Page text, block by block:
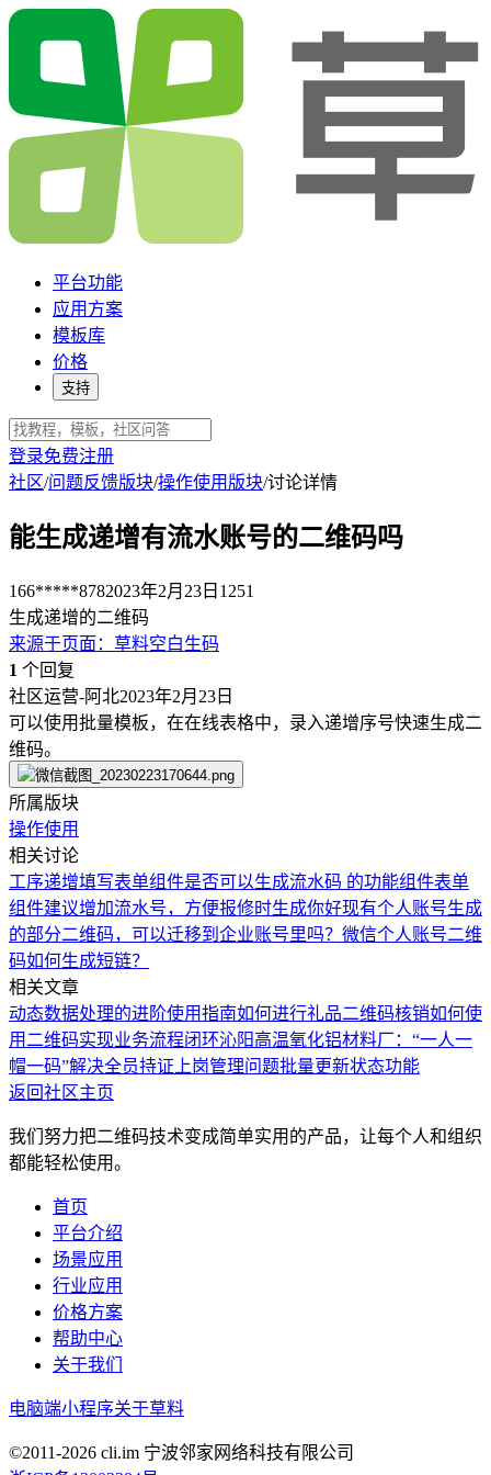
平台功能
应用方案
模板库
价格
支持
登录免费注册
社区/问题反馈版块/操作使用版块/讨论详情
能生成递增有流水账号的二维码吗
166*****8782023年2月23日 1251
生成递增的二维码
来源于页面 ： 草料空白生码
1 个回复
社区运营-阿北2023年2月23日
可以使用批量模板，在在线表格中，录入递增序号快速生成二
维码。
所属版块
操作使用
相关讨论
工序递增填写表单组件是否可以生成流水码 的功能组件表单
组件建议增加流水号，方便报修时生成你好现有个人账号生成
的部分二维码，可以迁移到企业账号里吗？ 微信个人账号二维
码如何生成短链？
相关文章
动态数据处理的进阶使用指南如何进行礼品二维码核销如何使
用二维码实现业务流程闭环沁阳高温氧化铝材料厂：“一人一
帽一码”解决全员持证上岗管理问题批量更新状态功能
返回社区主页
我们努力把二维码技术变成简单实用的产品，让每个人和组织
都能轻松使用。
首页
平台介绍
场景应用
行业应用
价格方案
帮助中心
关于我们
电脑端小程序关于草料
©2011-2026 cli.im 宁波邻家网络科技有限公司